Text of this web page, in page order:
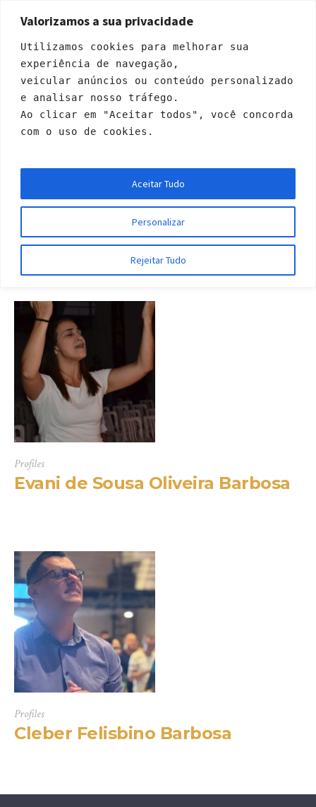
Valorizamos a sua privacidade
Utilizamos cookies para melhorar sua
experiência de navegação,
veicular anúncios ou conteúdo personalizado
e analisar nosso tráfego.
Ao clicar em "Aceitar todos", você concorda
com o uso de cookies.
Personalizar
Rejeitar Tudo
Aceitar Tudo
Profile Category:Vic
e-Presidente
Início»Vice-Presidente
Profiles
Evani de Sousa Oliveira Barbosa
Profiles
Cleber Felisbino Barbosa